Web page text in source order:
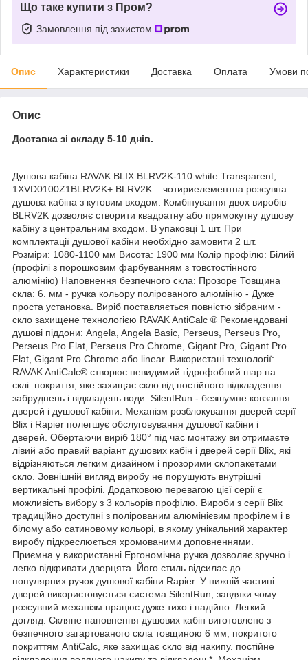
Що таке купити з Пром?
Замовлення під захистом
Опис Характеристики Доставка Оплата Умови
Опис
Доставка зі складу 5-10 днів.
Душова кабіна RAVAK BLIX BLRV2K-110 white Transparent,
1XVD0100Z1BLRV2K+ BLRV2K – чотириелементна розсувна
душова кабіна з кутовим входом. Комбінування двох виробів
BLRV2K дозволяє створити квадратну або прямокутну душову
кабіну з центральним входом. В упаковці 1 шт. При
комплектації душової кабіни необхідно замовити 2 шт.
Розміри: 1080-1100 мм Висота: 1900 мм Колір профілю: Білий
(профілі з порошковим фарбуванням з товстостінного
алюмінію) Наповнення безпечного скла: Прозоре Товщина
скла: 6. мм - ручка кольору полірованого алюмінію - Дуже
проста установка. Виріб поставляється повністю зібраним -
скло захищене технологією RAVAK AntiCalc ® Рекомендовані
душові піддони: Angela, Angela Basic, Perseus, Perseus Pro,
Perseus Pro Flat, Perseus Pro Chrome, Gigant Pro, Gigant Pro
Flat, Gigant Pro Chrome або linear. Використані технології:
RAVAK AntiCalc® створює невидимий гідрофобний шар на
склі. покриття, яке захищає скло від постійного відкладення
забруднень і відкладень води. SilentRun - безшумне ковзання
дверей і душової кабіни. Механізм розблокування дверей серії
Blix і Rapier полегшує обслуговування душової кабіни і
дверей. Обертаючи виріб 180° під час монтажу ви отримаєте
лівий або правий варіант душових кабін і дверей серії Blix, які
відрізняються легким дизайном і прозорими склопакетами
скло. Зовнішній вигляд виробу не порушують внутрішні
вертикальні профілі. Додатковою перевагою цієї серії є
можливість вибору з 3 кольорів профілю. Вироби з серії Blix
традиційно доступні з полірованим алюмінієвим профілем і в
білому або сатиновому кольорі, в якому унікальний характер
виробу підкреслюється хромованими доповненнями.
Приємна у використанні Ергономічна ручка дозволяє зручно і
легко відкривати дверцята. Його стиль відсилає до
популярних ручок душової кабіни Rapier. У нижній частині
дверей використовується система SilentRun, завдяки чому
розсувний механізм працює дуже тихо і надійно. Легкий
догляд. Скляне наповнення душових кабін виготовлено з
безпечного загартованого скла товщиною 6 мм, покритого
покриттям AntiCalc, яке захищає скло від накипу. постійне